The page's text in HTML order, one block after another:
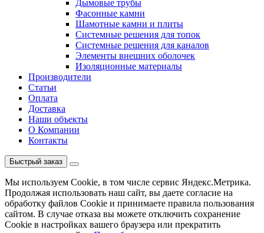
Дымовые трубы
Фасонные камни
Шамотные камни и плиты
Системные решения для топок
Системные решения для каналов
Элементы внешних оболочек
Изоляционные материалы
Производители
Статьи
Оплата
Доставка
Наши объекты
О Компании
Контакты
Быстрый заказ
Мы используем Cookie, в том числе сервис Яндекс.Метрика.
Продолжая использовать наш сайт, вы даете согласие на
обработку файлов Cookie и принимаете правила пользования
сайтом. В случае отказа вы можете отключить сохранение
Cookie в настройках вашего браузера или прекратить